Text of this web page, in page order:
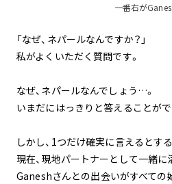
一番右が
「なぜ、ネパールなんですか？」
私がよくいただく質問です。
なぜ、ネパールなんでしょう…。
いまだにはっきりと答えることがで
しかし、1つだけ確実に言えるとす
現在、現地パートナーとして一緒に
Ganeshさんとの出会いがすべての